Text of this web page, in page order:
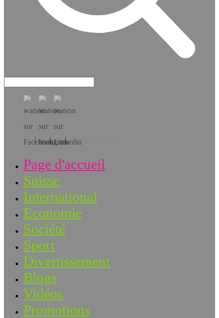
Téléchargez l’app!
Page d'accueil
Suisse
International
Economie
Société
Sport
Divertissement
Blogs
Vidéos
Promotions